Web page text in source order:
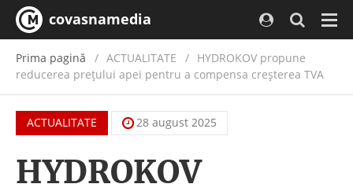
covasnamedia
Prima pagină ACTUALITATE / HYDROKOV propune
reducerea prețului apei pentru a compensa creșterea TVA
ACTUALITATE 28 august 2025
HYDROKOV